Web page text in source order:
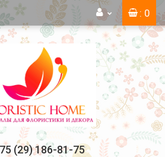
: 0
(29) 186-81-75